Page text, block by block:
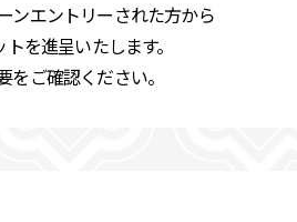
ンエントリーされた方から
を進呈いたします。
ご確認ください。